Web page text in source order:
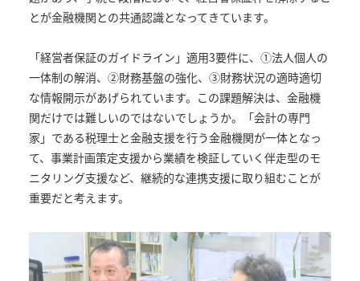
とが金融機関との共通認識となってきています。
「経営者保証のガイドライン」適用3要件に、①法人個人の
一体制の解消、②財務基盤の強化、③財務状況の適時適切
な情報開示があげられています。この課題解決は、金融機
関だけでは難しいのではないでしょうか。「会計の専門
家」である税理士と金融支援を行う金融機関が一体となっ
て、事業計画策定支援から業績を検証していく伴走型のモ
ニタリング支援など、継続的な連携支援に取り組むことが
重要だと考えます。